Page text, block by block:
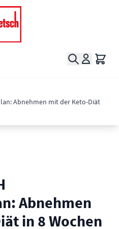
Suche
Abnehmen mit der Keto-Diät
Abnehmen
in 8 Wochen